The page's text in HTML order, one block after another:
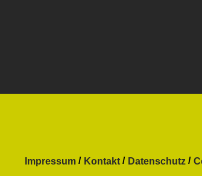
Impressum Kontakt Datenschutz